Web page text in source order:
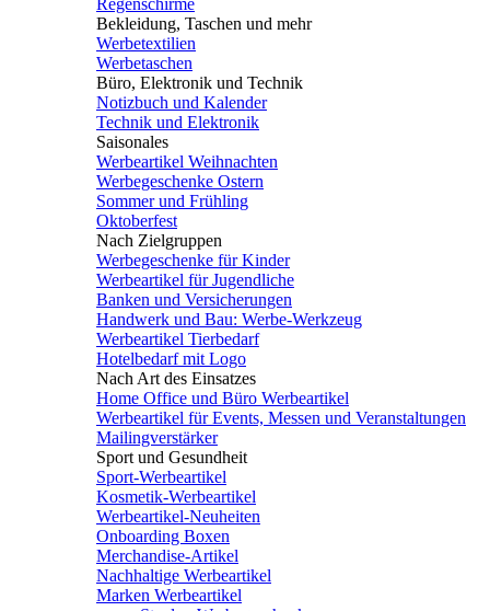
Regenschirme
Bekleidung, Taschen und mehr
Werbetextilien
Werbetaschen
Büro, Elektronik und Technik
Notizbuch und Kalender
Technik und Elektronik
Saisonales
Werbeartikel Weihnachten
Werbegeschenke Ostern
Sommer und Frühling
Oktoberfest
Nach Zielgruppen
Werbegeschenke für Kinder
Werbeartikel für Jugendliche
Banken und Versicherungen
Handwerk und Bau: Werbe-Werkzeug
Werbeartikel Tierbedarf
Hotelbedarf mit Logo
Nach Art des Einsatzes
Home Office und Büro Werbeartikel
Werbeartikel für Events, Messen und Veranstaltungen
Mailingverstärker
Sport und Gesundheit
Sport-Werbeartikel
Kosmetik-Werbeartikel
Werbeartikel-Neuheiten
Onboarding Boxen
Merchandise-Artikel
Nachhaltige Werbeartikel
Marken Werbeartikel